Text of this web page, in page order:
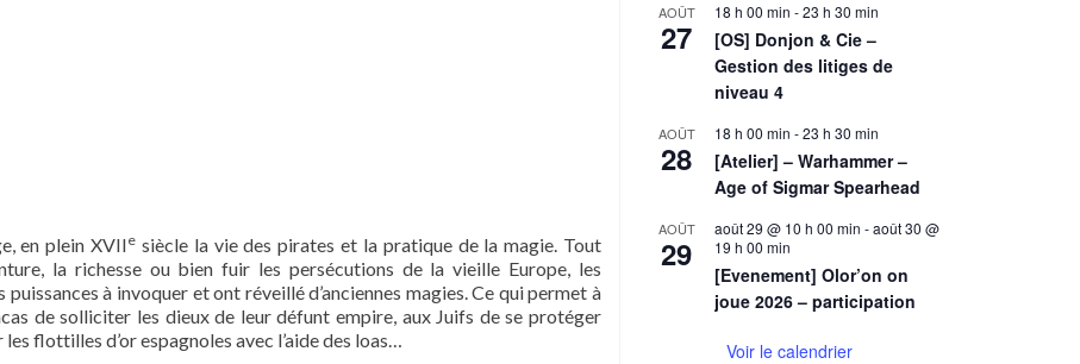
en plein XVIIe siècle la vie des pirates et la pratique de la magie. Tout
la richesse ou bien fuir les persécutions de la vieille Europe, les
à invoquer et ont réveillé d’anciennes magies. Ce qui permet à
de solliciter les dieux de leur défunt empire, aux Juifs de se protéger
flottilles d’or espagnoles avec l’aide des loas…
AOÛT
27
18 h 00 min -23 h 30 min
[OS] Donjon & Cie –
Gestion des litiges de
niveau 4
AOÛT
28
18 h 00 min -23 h 30 min
[Atelier] – Warhammer –
Age of Sigmar Spearhead
AOÛT
29
août 29 @ 10 h 00 min -août 30 @
19 h 00 min
[Evenement] Olor’on on
joue 2026 – participation
Voir le calendrier